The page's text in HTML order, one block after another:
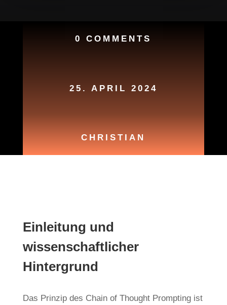
0 COMMENTS
25. APRIL 2024
CHRISTIAN
Einleitung und
wissenschaftlicher
Hintergrund
Das Prinzip des Chain of Thought Prompting ist